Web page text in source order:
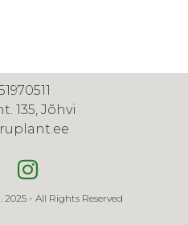
135, Jõhvi
- All Rights Reserved